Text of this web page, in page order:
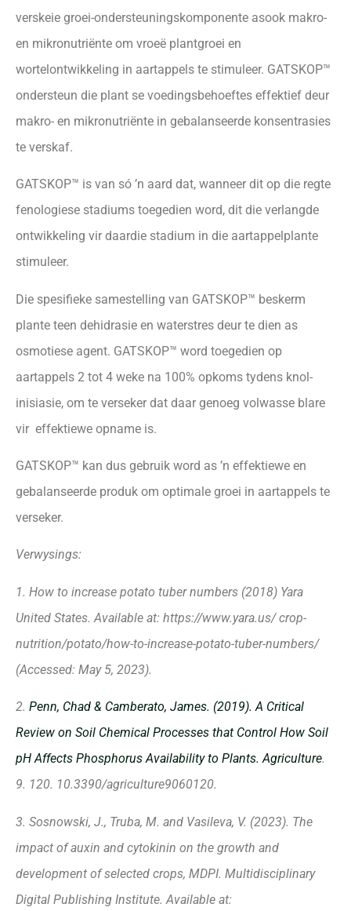
verskeie groei-ondersteuningskomponente asook makro-
en mikronutriënte om vroeë plantgroei en
wortelontwikkeling in aartappels te stimuleer. GATSKOP™
ondersteun die plant se voedingsbehoeftes effektief deur
makro- en mikronutriënte in gebalanseerde konsentrasies
te verskaf.
GATSKOP™ is van só ’n aard dat, wanneer dit op die regte
fenologiese stadiums toegedien word, dit die verlangde
ontwikkeling vir daardie stadium in die aartappelplante
stimuleer.
Die spesifieke samestelling van GATSKOP™ beskerm
plante teen dehidrasie en waterstres deur te dien as
osmotiese agent. GATSKOP™ word toegedien op
aartappels 2 tot 4 weke na 100% opkoms tydens knol-
inisiasie, om te verseker dat daar genoeg volwasse blare
vir effektiewe opname is.
GATSKOP™ kan dus gebruik word as ’n effektiewe en
gebalanseerde produk om optimale groei in aartappels te
verseker.
Verwysings:
1. How to increase potato tuber numbers (2018) Yara
United States. Available at: https://www.yara.us/ crop-
nutrition/potato/how-to-increase-potato-tuber-numbers/
(Accessed: May 5, 2023).
2. Penn, Chad & Camberato, James. (2019). A Critical
Review on Soil Chemical Processes that Control How Soil
pH Affects Phosphorus Availability to Plants. Agriculture.
9. 120. 10.3390/agriculture9060120.
3. Sosnowski, J., Truba, M. and Vasileva, V. (2023). The
impact of auxin and cytokinin on the growth and
development of selected crops, MDPI. Multidisciplinary
Digital Publishing Institute. Available at: